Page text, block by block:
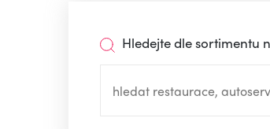
Hledejte dle sortimentu